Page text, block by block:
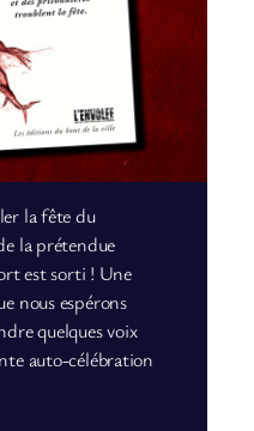
la fête du
la prétendue
est sorti ! Une
nous espérons
quelques voix
auto-célébration